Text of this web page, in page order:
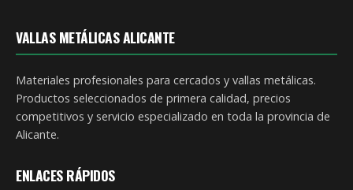
VALLAS METÁLICAS ALICANTE
Materiales profesionales para cercados y vallas metálicas.
Productos seleccionados de primera calidad, precios
competitivos y servicio especializado en toda la provincia de
Alicante.
ENLACES RÁPIDOS